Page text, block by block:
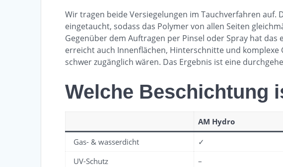
Wir tragen beide Versiegelungen im Tauchverfahren auf.
eingetaucht, sodass das Polymer von allen Seiten
Gegenüber dem Auftragen per Pinsel oder Spray hat
erreicht auch Innenflächen, Hinterschnitte und
schwer zugänglich wären. Das Ergebnis ist eine
Welche Beschichtung
AM Hydro
Gas- & wasserdicht ✓
UV-Schutz
–